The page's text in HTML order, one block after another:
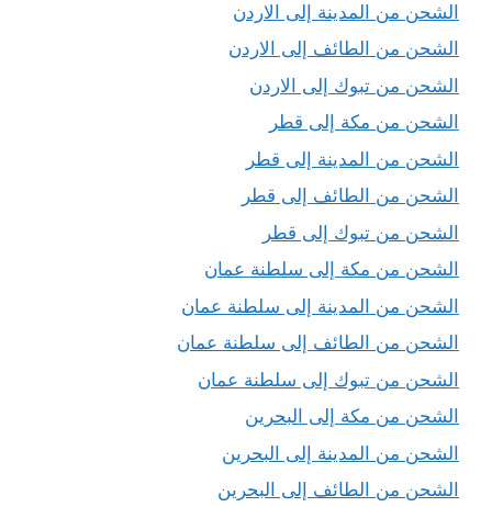
الشحن من المدينة إلى الاردن
الشحن من الطائف إلى الاردن
الشحن من تبوك إلى الاردن
الشحن من مكة إلى قطر
الشحن من المدينة إلى قطر
الشحن من الطائف إلى قطر
الشحن من تبوك إلى قطر
الشحن من مكة إلى سلطنة عمان
الشحن من المدينة إلى سلطنة عمان
الشحن من الطائف إلى سلطنة عمان
الشحن من تبوك إلى سلطنة عمان
الشحن من مكة إلى البحرين
الشحن من المدينة إلى البحرين
الشحن من الطائف إلى البحرين